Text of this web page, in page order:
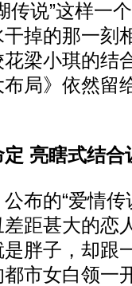
传说”这样一
掉的那一刻
梁小琪的结
局》依然留
亮瞎式结合
的“爱情传
距甚大的恋
胖子，却跟
市女白领一